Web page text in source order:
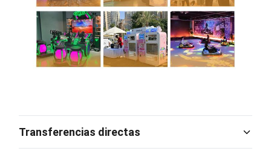
Transferencias directas